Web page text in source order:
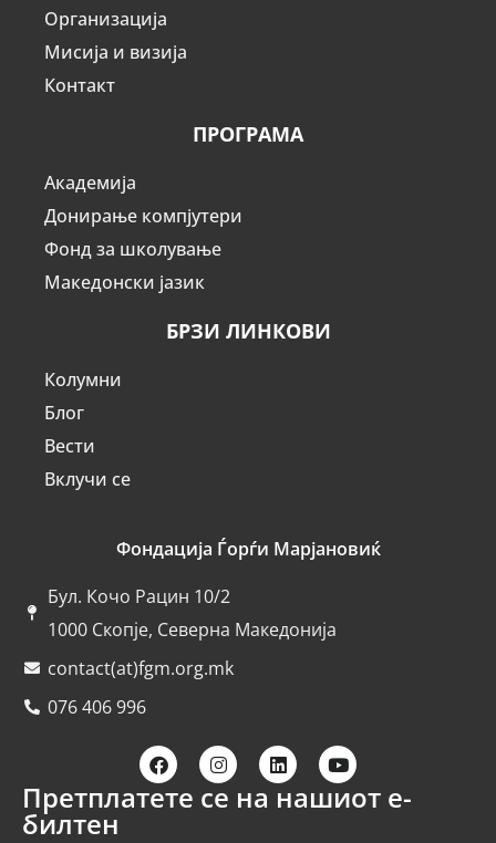
Организација
Мисија и визија
Контакт
ПРОГРАМА
Академија
Донирање компјутери
Фонд за школување
Македонски јазик
БРЗИ ЛИНКОВИ
Колумни
Блог
Вести
Вклучи се
Фондација Ѓорѓи Марјановиќ
Бул. Кочо Рацин 10/2
1000 Скопје, Северна Македонија
contact(at)fgm.org.mk
076 406 996
Претплатете се на нашиот е-
билтен